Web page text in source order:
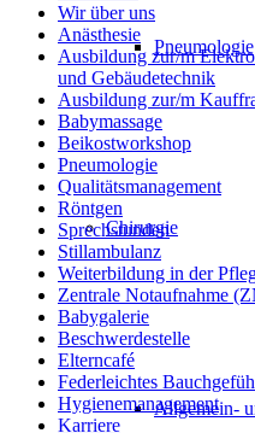
Pneumologie
Chirurgie
Allgemein-
Wir über uns
Anästhesie
Ausbildung zur/m
und Gebäudetechnik
Ausbildung zur/m
Babymassage
Beikostworkshop
Pneumologie
Qualitätsmanagement
Röntgen
Sprechstunden
Stillambulanz
Weiterbildung in der
Zentrale Notaufnahme
Babygalerie
Beschwerdestelle
Elterncafé
Federleichtes
Hygienemanagement
Karriere